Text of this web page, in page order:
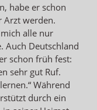
habe er schon
Arzt werden.
alle nur
Auch Deutschland
schon früh fest:
sehr gut Ruf.
Während
durch ein